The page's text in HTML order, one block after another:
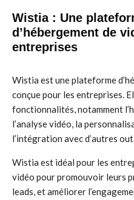
Wistia : Une
d’hébergement de
entreprises
Wistia est une plateforme
conçue pour les entreprises.
fonctionnalités, notamment
l’analyse vidéo, la
l’intégration avec d’autres
Wistia est idéal pour les
vidéo pour promouvoir leurs
leads, et améliorer